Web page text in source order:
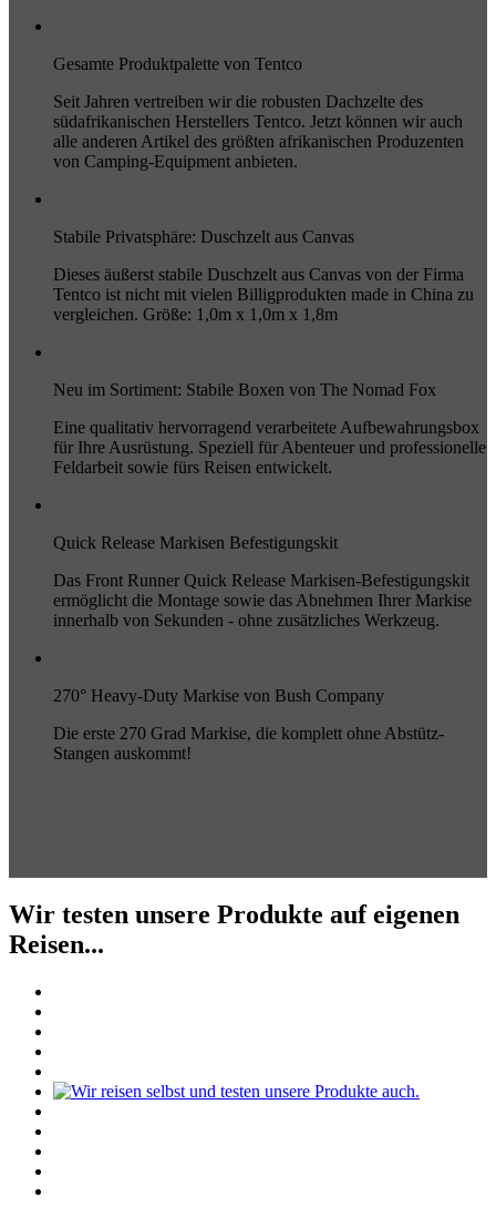
Gesamte Produktpalette von Tentco
Seit Jahren vertreiben wir die robusten Dachzelte des
südafrikanischen Herstellers Tentco. Jetzt können wir auch
alle anderen Artikel des größten afrikanischen Produzenten
von Camping-Equipment anbieten.
Stabile Privatsphäre: Duschzelt aus Canvas
Dieses äußerst stabile Duschzelt aus Canvas von der Firma
Tentco ist nicht mit vielen Billigprodukten made in China zu
vergleichen. Größe: 1,0m x 1,0m x 1,8m
Neu im Sortiment: Stabile Boxen von The Nomad Fox
Eine qualitativ hervorragend verarbeitete Aufbewahrungsbox
für Ihre Ausrüstung. Speziell für Abenteuer und professionelle
Feldarbeit sowie fürs Reisen entwickelt.
Quick Release Markisen Befestigungskit
Das Front Runner Quick Release Markisen-Befestigungskit
ermöglicht die Montage sowie das Abnehmen Ihrer Markise
innerhalb von Sekunden - ohne zusätzliches Werkzeug.
270° Heavy-Duty Markise von Bush Company
Die erste 270 Grad Markise, die komplett ohne Abstütz-
Stangen auskommt!
Wir testen unsere Produkte auf eigenen
Reisen...